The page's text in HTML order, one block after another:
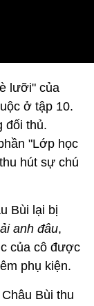
lưỡi" của
ở tập 10.
đối thủ.
"Lớp học
hút sự chú
Bùi lại bị
anh đâu,
của cô được
phụ kiện.
Bùi thu